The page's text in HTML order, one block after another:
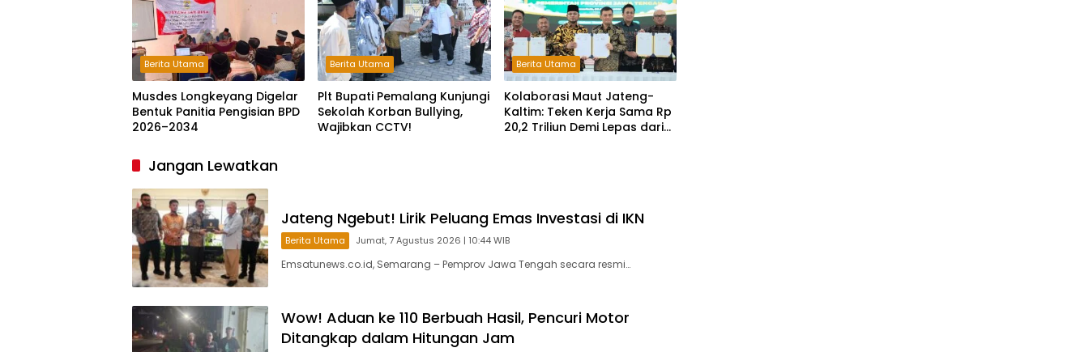
Berita Utama
Musdes Longkeyang Digelar
Bentuk Panitia Pengisian BPD
2026–2034
Berita Utama
Plt Bupati Pemalang Kunjungi
Sekolah Korban Bullying,
Wajibkan CCTV!
Berita Utama
Kolaborasi Maut Jateng-
Kaltim: Teken Kerja Sama Rp
20,2 Triliun Demi Lepas dari
Jangan Lewatkan
Jateng Ngebut! Lirik Peluang Emas Investasi di IKN
Berita Utama Jumat, 7 Agustus 2026 | 10:44 WIB
Emsatunews.co.id, Semarang – Pemprov Jawa Tengah secara resmi…
Wow! Aduan ke 110 Berbuah Hasil, Pencuri Motor
Ditangkap dalam Hitungan Jam